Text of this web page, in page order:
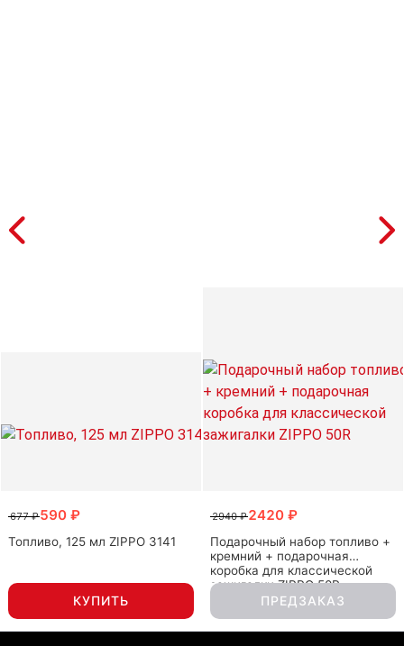
677 ₽590 ₽
Топливо, 125 мл ZIPPO 3141
КУПИТЬ
2940 ₽2420 ₽
Подарочный набор топливо +
кремний + подарочная
коробка для классической
зажигалки ZIPPO 50R
ПРЕДЗАКАЗ